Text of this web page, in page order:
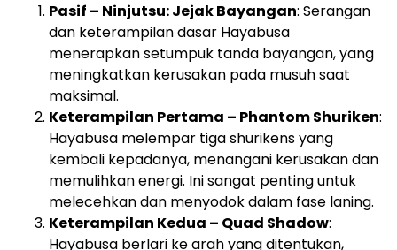
Pasif – Ninjutsu: Jejak Bayangan: Serangan
dan keterampilan dasar Hayabusa
menerapkan setumpuk tanda bayangan, yang
meningkatkan kerusakan pada musuh saat
maksimal.
Keterampilan Pertama – Phantom Shuriken:
Hayabusa melempar tiga shurikens yang
kembali kepadanya, menangani kerusakan dan
memulihkan energi. Ini sangat penting untuk
melecehkan dan menyodok dalam fase laning.
Keterampilan Kedua – Quad Shadow:
Hayabusa berlari ke arah yang ditentukan,